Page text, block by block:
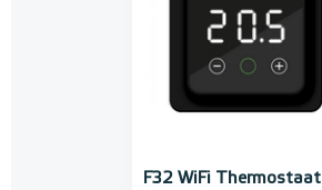
F32 WiFi Thermostaat